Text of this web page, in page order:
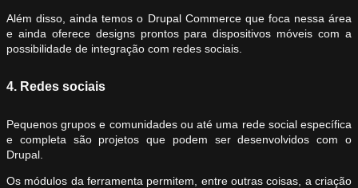
Além disso, ainda temos o Drupal Commerce que foca nessa área
e ainda oferece designs prontos para dispositivos móveis com a
possibilidade de integração com redes sociais.
4. Redes sociais
Pequenos grupos e comunidades ou até uma rede social específica
e completa são projetos que podem ser desenvolvidos com o
Drupal.
Os módulos da ferramenta permitem, entre outras coisas, a criação